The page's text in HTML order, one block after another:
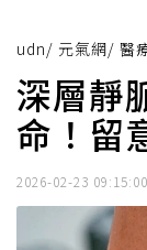
udn/ 元氣網/ 醫
深層靜
命！留
2026-02-23 09:15:00